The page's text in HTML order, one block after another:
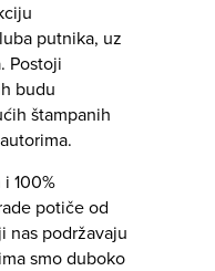
putnika, uz
Postoji
budu
štampanih
100%
potiče od
nas podržavaju
smo duboko